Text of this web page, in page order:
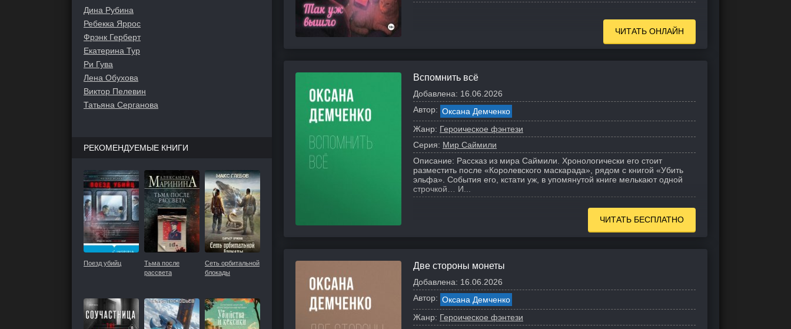
ЧИТАТЬ ОНЛАЙН
Вспомнить всё
Добавлена: 16.06.2026
Автор: Оксана Демченко
Жанр: Героическое фэнтези
Серия: Мир Саймили
Описание: Рассказ из мира Саймили. Хронологически его стоит
разместить после «Королевского маскарада», рядом с книгой «Убить
эльфа». События его, кстати уж, в упомянутой книге мелькают одной
строчкой… И...
ЧИТАТЬ БЕСПЛАТНО
Две стороны монеты
Добавлена: 16.06.2026
Автор: Оксана Демченко
Жанр: Героическое фэнтези
Дина Рубина
Ребекка Яррос
Фрэнк Герберт
Екатерина Тур
Ри Гува
Лена Обухова
Виктор Пелевин
Татьяна Серганова
РЕКОМЕНДУЕМЫЕ КНИГИ
Поезд убийц
Тьма после
рассвета
Сеть орбитальной
блокады